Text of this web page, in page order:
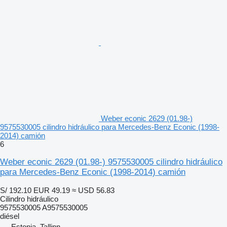
Weber econic 2629 (01.98-)
9575530005 cilindro hidráulico para Mercedes-Benz Econic (1998-
2014) camión
6
Weber econic 2629 (01.98-) 9575530005 cilindro hidráulico
para Mercedes-Benz Econic (1998-2014) camión
S/ 192.10 EUR 49.19 ≈ USD 56.83
Cilindro hidráulico
9575530005 A9575530005
diésel